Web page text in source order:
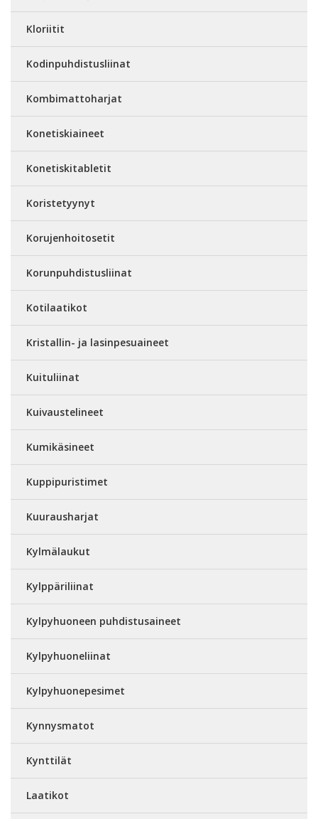
Kloriitit
Kodinpuhdistusliinat
Kombimattoharjat
Konetiskiaineet
Konetiskitabletit
Koristetyynyt
Korujenhoitosetit
Korunpuhdistusliinat
Kotilaatikot
Kristallin- ja lasinpesuaineet
Kuituliinat
Kuivaustelineet
Kumikäsineet
Kuppipuristimet
Kuurausharjat
Kylmälaukut
Kylppäriliinat
Kylpyhuoneen puhdistusaineet
Kylpyhuoneliinat
Kylpyhuonepesimet
Kynnysmatot
Kynttilät
Laatikot